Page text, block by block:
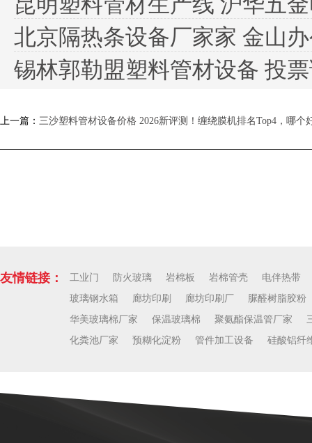
北京隔热条设备厂家家 金山办公
锡林郭勒盟塑料管材设备 投票
上一篇： 三沙塑料管材设备价格 2026新评测！缠绕膜机排名Top4，哪个
友情链接： 工业门 防火玻璃 岩棉板 岩棉管壳
电伴热带
玻璃钢水箱
廊坊印刷 廊坊印刷厂
脲醛树脂胶粉
华美玻璃棉厂家
保温玻璃棉 聚氨酯保温管厂家
化粪池厂家
预糊化淀粉 管件加工设备 硅酸铝纤